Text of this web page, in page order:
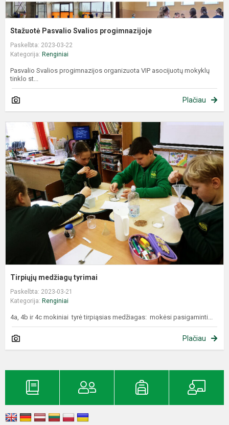
Stažuotė Pasvalio Svalios progimnazijoje
Paskelbta: 2023-03-22
Kategorija: Renginiai
Pasvalio Svalios progimnazijos organizuota VIP asocijuotų mokyklų
tinklo st...
Plačiau
Tirpiųjų medžiagų tyrimai
Paskelbta: 2023-03-21
Kategorija: Renginiai
4a, 4b ir 4c mokiniai tyrė tirpiąsias medžiagas: mokėsi pasigaminti...
Plačiau